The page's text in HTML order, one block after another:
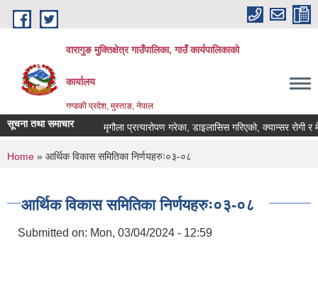
Skip to main content
वारागुङ मुक्तिक्षेत्र गाउँपालिका, गाउँ कार्यपालिकाको
कार्यालय
गण्डकी प्रदेश, मुस्ताङ, नेपाल
सूचना तथा समाचार मृगौला प्रत्यारोपण गरेका, डाइलासिस गरिएको, क्यान्सर रोगी र
You are here
Home » आर्थिक विकास समितिका निर्णयहरुः०३-०८
आर्थिक विकास समितिका निर्णयहरुः०३-०८
Submitted on: Mon, 03/04/2024 - 12:59